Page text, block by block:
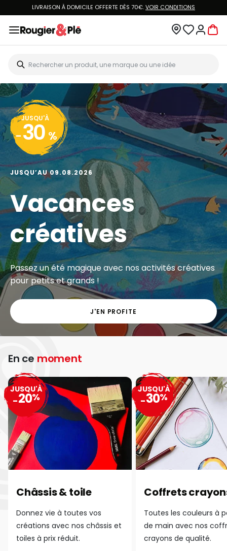
VOUS ÊTES CLIENT ROUGIER&PLÉ ? CRÉEZ UN NOUVEAU MOT DE PASSE ET ACCÉDEZ
ÀVOTRE COMPTE.
JUSQU'À
- 20 %
JUSQU’AU 13.08.2026
Big Art
Exclu web - Gros volumes à petits prix sur une
grande sélection de matériel artistique.
J'EN PROFITE
En ce moment
Châssis & toile
Donnez vie à toutes vos
créations avec nos châssis et
toiles à prix réduit.
JUSQU'À
-20%
Coffrets
Toutes les couleurs à
de main avec nos
crayons de qualité.
JUSQU'À
-30%